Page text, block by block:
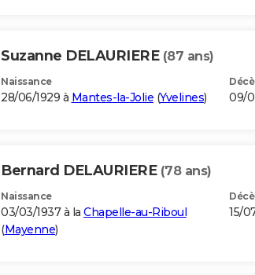
Suzanne DELAURIERE (87 ans)
Naissance
28/06/1929 à Mantes-la-Jolie (Yvelines) 09/
Bernard DELAURIERE (78 ans)
Naissance
03/03/1937 à la Chapelle-au-Riboul
(Mayenne)
15/